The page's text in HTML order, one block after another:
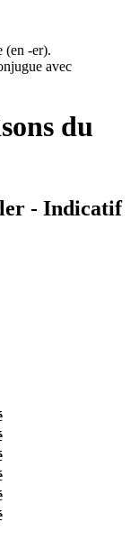
(en -er).
avec
du
- Indicatif